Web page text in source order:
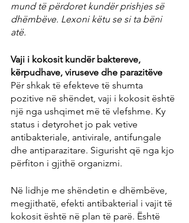
mund të përdoret kundër prishjes së
dhëmbëve. Lexoni këtu se si ta bëni
atë.
Vaji i kokosit kundër baktereve,
kërpudhave, viruseve dhe parazitëve
Për shkak të efekteve të shumta
pozitive në shëndet, vaji i kokosit është
një nga ushqimet më të vlefshme. Ky
status i detyrohet jo pak vetive
antibakteriale, antivirale, antifungale
dhe antiparazitare. Sigurisht që nga kjo
përfiton i gjithë organizmi.
Në lidhje me shëndetin e dhëmbëve,
megjithatë, efekti antibakterial i vajit të
kokosit është në plan të parë. Është